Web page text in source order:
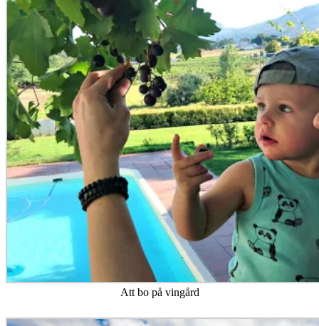
Att bo på vingård